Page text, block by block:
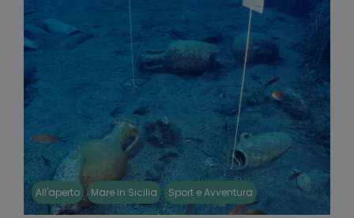
All'aperto Mare in Sicilia Sport e Avventura